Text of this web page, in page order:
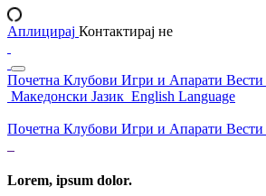
Аплицирај Контактирај не
Почетна Клубови Игри и Апарати Вести
Македонски Јазик English Language
Почетна Клубови Игри и Апарати Вести
Lorem, ipsum dolor.